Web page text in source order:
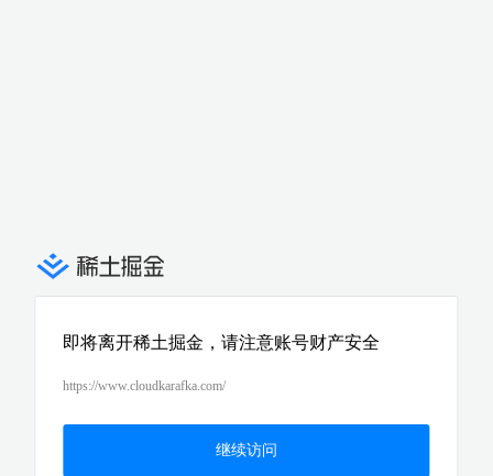
即将离开稀土掘金，请注意账号财产安全
https://www.cloudkarafka.com/
继续访问